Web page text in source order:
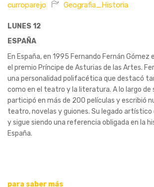
curroparejo
Geografia_Historia
LUNES 12
ESPAÑA
En España, en 1995 Fernando Fernán Gómez
el premio Príncipe de Asturias de las Artes.
una personalidad polifacética que destacó
como en el teatro y la literatura. A lo largo de
participó en más de 200 películas y escribió
teatro, novelas y guiones. Su legado
y sigue siendo una referencia obligada en la
España.
para saber más